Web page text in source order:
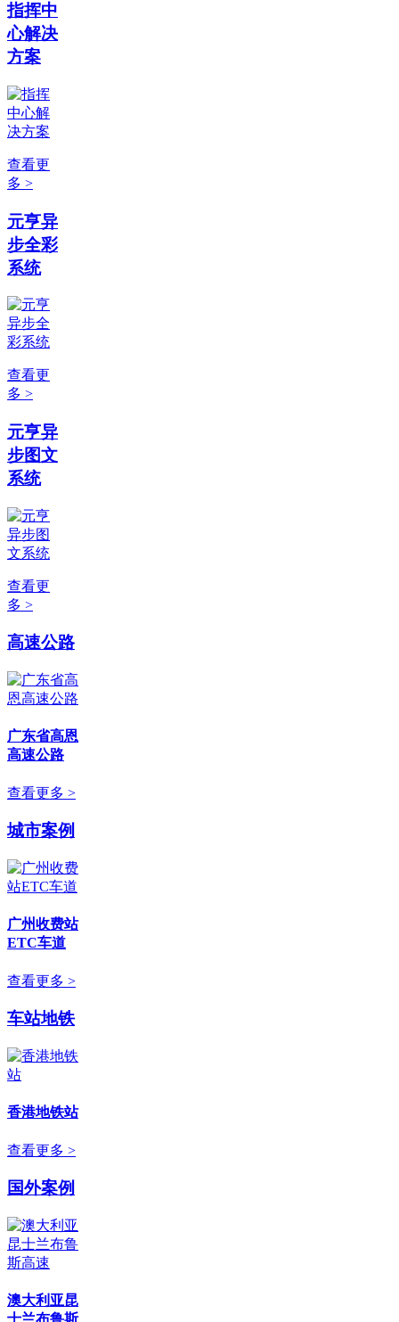
指挥中
心解决
方案
查看更
多 >
元亨异
步全彩
系统
查看更
多 >
元亨异
步图文
系统
查看更
多 >
高速公路
广东省高恩
高速公路
查看更多 >
城市案例
广州收费站
ETC车道
查看更多 >
车站地铁
香港地铁站
查看更多 >
国外案例
澳大利亚昆